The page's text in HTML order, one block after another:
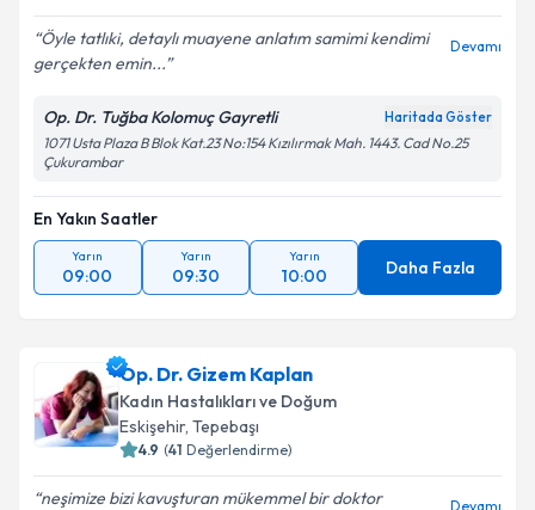
Öyle tatlıki, detaylı muayene anlatım samimi kendimi
gerçekten emin...
Devamı
Op. Dr. Tuğba Kolomuç Gayretli Haritada Göster
1071 Usta Plaza B Blok Kat.23 No:154 Kızılırmak Mah. 1443. Cad No.25
Çukurambar
En Yakın Saatler
Yarın
09:00
Yarın
09:30
Yarın
10:00 Daha Fazla
Op. Dr. Gizem Kaplan
Kadın Hastalıkları ve Doğum
Eskişehir, Tepebaşı
4.9 (41 Değerlendirme)
neşimize bizi kavuşturan mükemmel bir doktor Devamı